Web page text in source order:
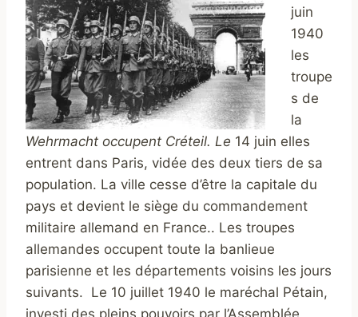
juin
1940
les
troupe
s de
la
Wehrmacht occupent Créteil. Le 14 juin elles
entrent dans Paris, vidée des deux tiers de sa
population. La ville cesse d’être la capitale du
pays et devient le siège du commandement
militaire allemand en France.. Les troupes
allemandes occupent toute la banlieue
parisienne et les départements voisins les jours
suivants. Le 10 juillet 1940 le maréchal Pétain,
investi des pleins pouvoirs par l’Assemblée